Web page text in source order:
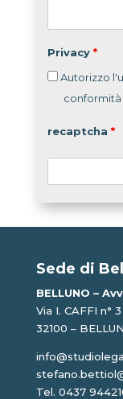
Privacy *
Autorizzo
conformità
recaptcha *
Sede di
BELLUNO –
Via I. CAFFI n°
32100 –
Tel. 0437